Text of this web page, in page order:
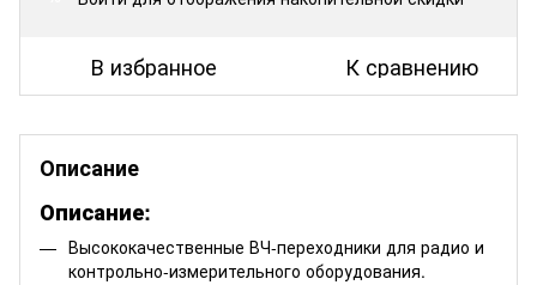
В избранное К сравнению
Описание
Описание:
Высококачественные ВЧ-переходники для радио и
контрольно-измерительного оборудования.